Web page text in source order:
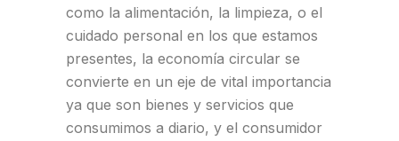
como la alimentación, la limpieza, o el
cuidado personal en los que estamos
presentes, la economía circular se
convierte en un eje de vital importancia
ya que son bienes y servicios que
consumimos a diario, y el consumidor